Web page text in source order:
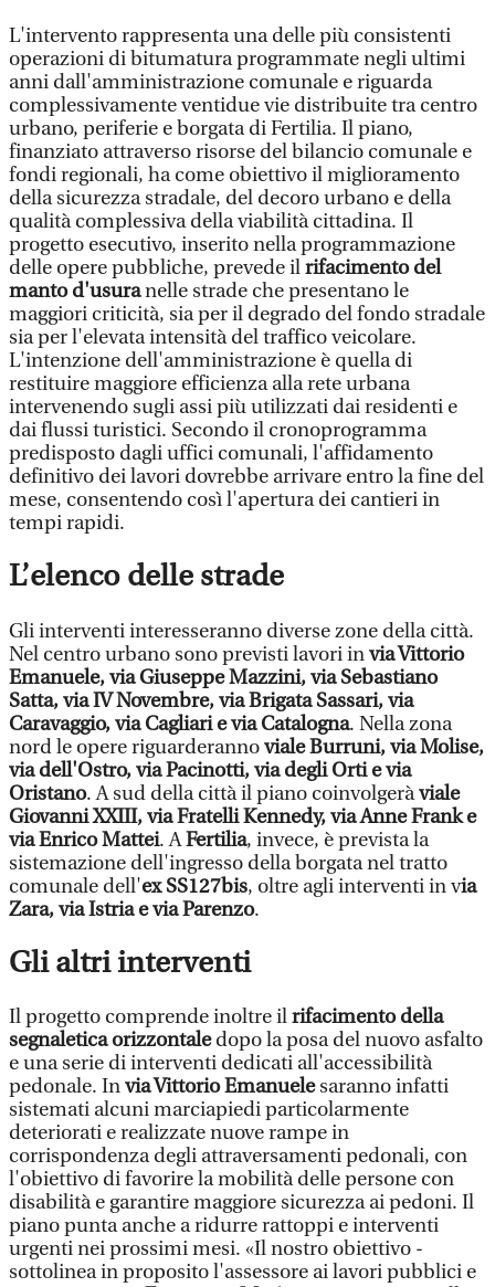
L'intervento rappresenta una delle più consistenti
operazioni di bitumatura programmate negli ultimi
anni dall'amministrazione comunale e riguarda
complessivamente ventidue vie distribuite tra centro
urbano, periferie e borgata di Fertilia. Il piano,
finanziato attraverso risorse del bilancio comunale e
fondi regionali, ha come obiettivo il miglioramento
della sicurezza stradale, del decoro urbano e della
qualità complessiva della viabilità cittadina. Il
progetto esecutivo, inserito nella programmazione
delle opere pubbliche, prevede ilrifacimento del
manto d'usuranelle strade che presentano le
maggiori criticità, sia per il degrado del fondo stradale
sia per l'elevata intensità del traffico veicolare.
L'intenzione dell'amministrazione è quella di
restituire maggiore efficienza alla rete urbana
intervenendo sugli assi più utilizzati dai residenti e
dai flussi turistici. Secondo il cronoprogramma
predisposto dagli uffici comunali, l'affidamento
definitivo dei lavori dovrebbe arrivare entro la fine del
mese, consentendo così l'apertura dei cantieri in
tempi rapidi.
L’elenco delle strade
Gli interventi interesseranno diverse zone della città.
Nel centro urbano sono previsti lavori invia Vittorio
Emanuele, via Giuseppe Mazzini, via Sebastiano
Satta, via IV Novembre, via Brigata Sassari, via
Caravaggio, via Cagliari e via Catalogna. Nella zona
nord le opere riguarderannoviale Burruni, via Molise,
via dell'Ostro, via Pacinotti, via degli Orti e via
Oristano. A sud della città il piano coinvolgeràviale
Giovanni XXIII, via Fratelli Kennedy, via Anne Frank e
via Enrico Mattei. AFertilia, invece, è prevista la
sistemazione dell'ingresso della borgata nel tratto
comunale dell'ex SS127bis, oltre agli interventi in via
Zara, via Istria e via Parenzo.
Gli altri interventi
Il progetto comprende inoltre ilrifacimento della
segnaletica orizzontaledopo la posa del nuovo asfalto
e una serie di interventi dedicati all'accessibilità
pedonale. Invia Vittorio Emanuelesaranno infatti
sistemati alcuni marciapiedi particolarmente
deteriorati e realizzate nuove rampe in
corrispondenza degli attraversamenti pedonali, con
l'obiettivo di favorire la mobilità delle persone con
disabilità e garantire maggiore sicurezza ai pedoni. Il
piano punta anche a ridurre rattoppi e interventi
urgenti nei prossimi mesi. «Il nostro obiettivo -
sottolinea in proposito l'assessore ai lavori pubblici e